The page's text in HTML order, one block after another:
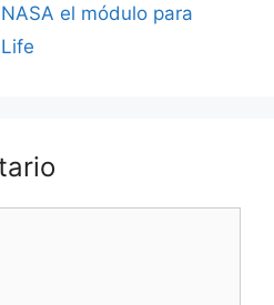
el módulo para